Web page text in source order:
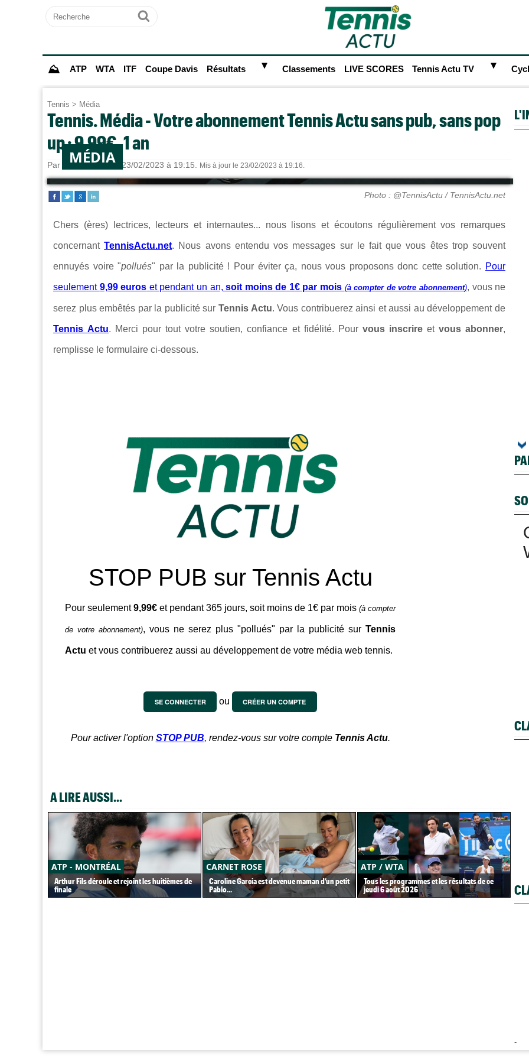
Recherche
Ok
⛰ ATP WTA ITF Coupe Davis Résultats ► Classements LIVE SCORES Tennis Actu TV ►
Tennis > Média
Tennis. Média - Votre abonnement Tennis Actu sans pub, sans pop
up : 9,99€, 1 an
Par Tennis Actu le 23/02/2023 à 19:15. Mis à jour le 23/02/2023 à 19:16.
MÉDIA
Photo : @TennisActu / TennisActu.net
Chers (ères) lectrices, lecteurs et internautes... nous lisons et écoutons régulièrement vos remarques
concernant TennisActu.net. Nous avons entendu vos messages sur le fait que vous êtes trop souvent
ennuyés voire "pollués" par la publicité ! Pour éviter ça, nous vous proposons donc cette solution. Pour
seulement 9,99 euros et pendant un an,soit moins de 1€ par mois (à compter de votre abonnement), vous ne
serez plus embêtés par la publicité sur Tennis Actu. Vous contribuerez ainsi et aussi au développement de
Tennis Actu. Merci pour tout votre soutien, confiance et fidélité. Pourvous inscrire etvous abonner,
remplisse le formulaire ci-dessous.
STOP PUB sur Tennis Actu
Pour seulement9,99€ et pendant 365 jours, soit moins de 1€ par mois (à compter
de votre abonnement), vous ne serez plus "pollués" par la publicité sur Tennis
Actu et vous contribuerez aussi au développement de votre média web tennis.
SE CONNECTER ou CRÉER UN COMPTE
Pour activer l'option STOP PUB, rendez-vous sur votre compte Tennis Actu.
A LIRE AUSSI...
ATP - MONTRÉAL
Arthur Fils déroule et rejoint les huitièmes de
finale
CARNET ROSE
Caroline Garcia est devenue maman d’un petit
Pablo...
ATP / WTA
Tous les programmes et les résultats de ce
jeudi 6 août 2026
-